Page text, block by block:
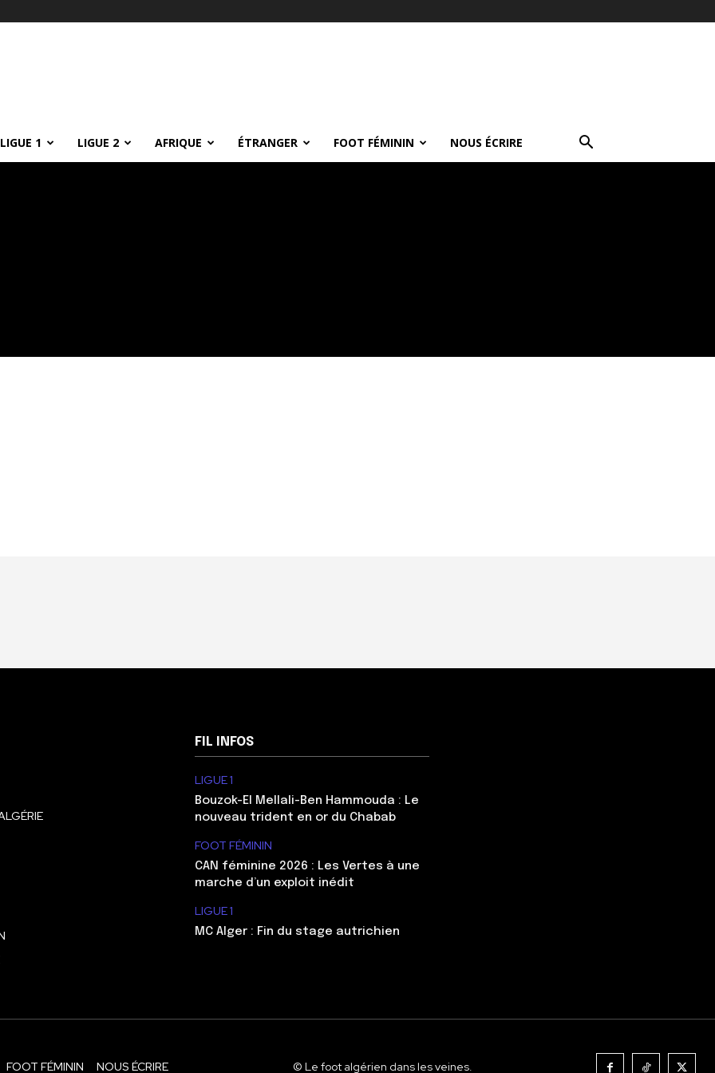
LIGUE 1 LIGUE 2 AFRIQUE ÉTRANGER FOOT FÉMININ NOUS ÉCRIRE
FIL INFOS
LIGUE 1
Bouzok-El Mellali-Ben Hammouda : Le
nouveau trident en or du Chabab
FOOT FÉMININ
CAN féminine 2026 : Les Vertes à une
marche d’un exploit inédit
LIGUE 1
MC Alger : Fin du stage autrichien
FOOT FÉMININ NOUS ÉCRIRE © Le foot algérien dans les veines.